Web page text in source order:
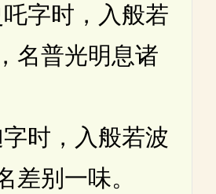
字时，入般若
名普光明息诸
时，入般若波
差别一味。